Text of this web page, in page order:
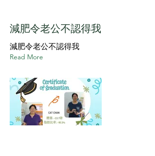
減肥令老公不認得我
減肥令老公不認得我
Read More